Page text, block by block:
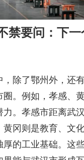
禁要问：下
，除了鄂州外，还
圈。例如，孝感、
力。孝感市距离武
冈则是教育、文
厚的工业基础。这